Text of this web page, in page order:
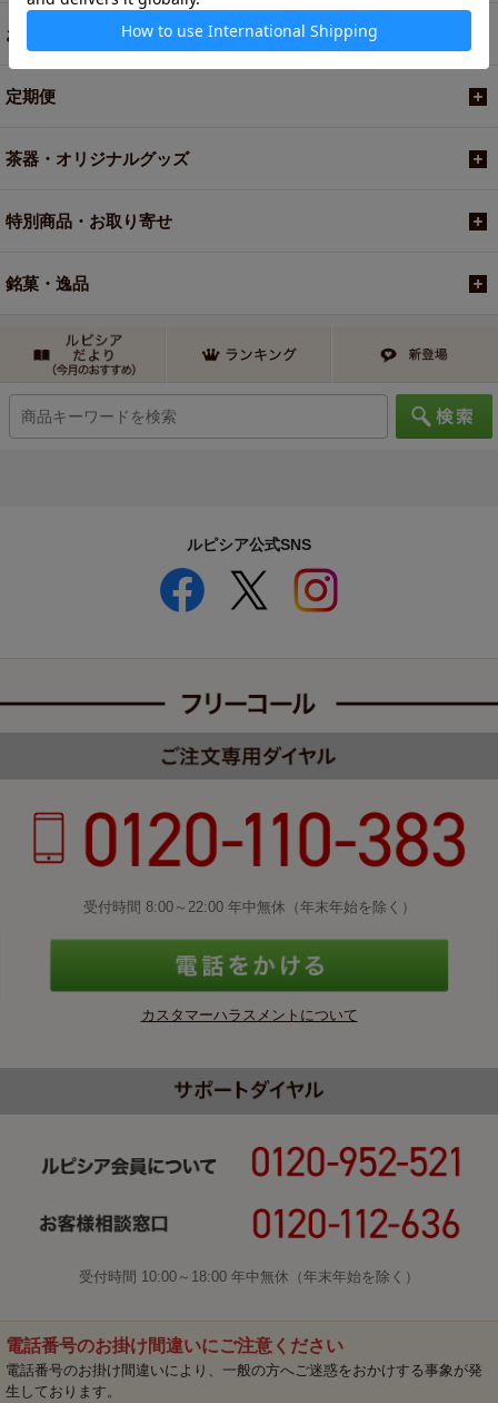
お買い得商品
定期便
茶器・オリジナルグッズ
特別商品・お取り寄せ
銘菓・逸品
ルピシア公式SNS
受付時間 8:00～22:00 年中無休（年末年始を除く）
カスタマーハラスメントについて
受付時間 10:00～18:00 年中無休（年末年始を除く）
電話番号のお掛け間違いにご注意ください
電話番号のお掛け間違いにより、一般の方へご迷惑をおかけする事象が発
生しております。